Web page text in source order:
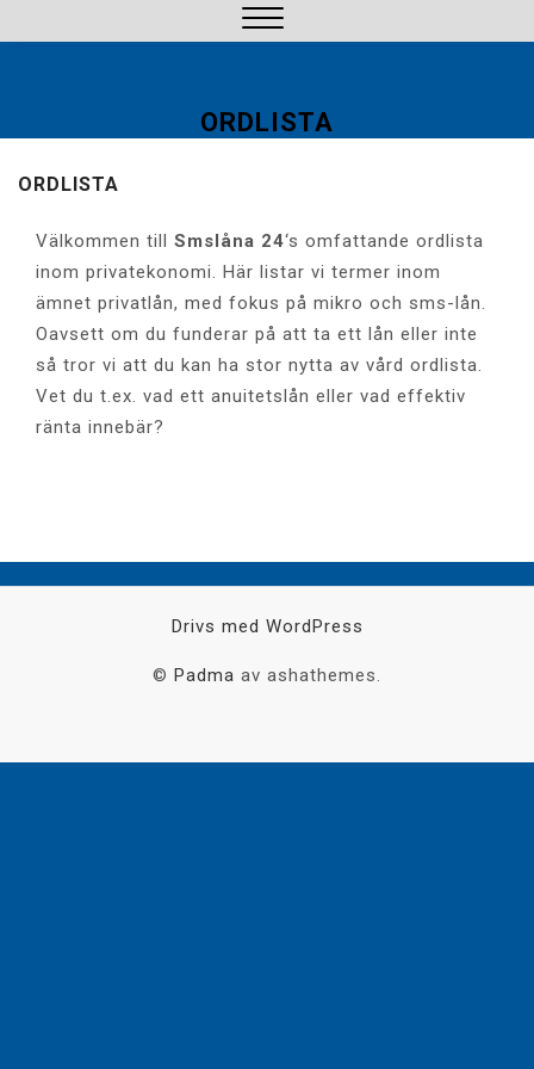
till
ORDLISTA
ORDLISTA
Välkommen till Smslåna 24‘s omfattande ordlista
inom privatekonomi. Här listar vi termer inom
ämnet privatlån, med fokus på mikro och sms-lån.
Oavsett om du funderar på att ta ett lån eller inte
så tror vi att du kan ha stor nytta av vård ordlista.
Vet du t.ex. vad ett anuitetslån eller vad effektiv
ränta innebär?
Drivs med WordPress
© Padma av ashathemes.